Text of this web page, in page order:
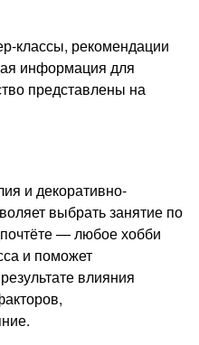
классы, рекомендации
информация для
представлены на
и декоративно-
выбрать занятие по
— любое хобби
и поможет
влияния